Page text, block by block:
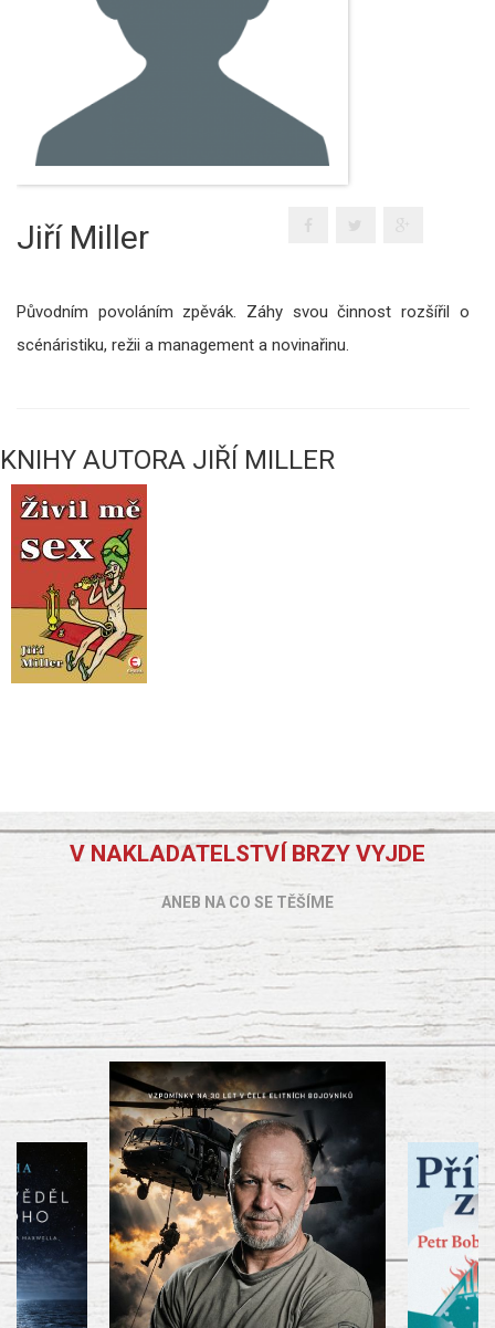
Jiří Miller
Původním povoláním zpěvák. Záhy svou činnost rozšířil o
scénáristiku, režii a management a novinařinu.
KNIHY AUTORA JIŘÍ MILLER
V NAKLADATELSTVÍ BRZY VYJDE
ANEB NA CO SE TĚŠÍME